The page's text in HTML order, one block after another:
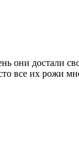
они достали
все их рожи